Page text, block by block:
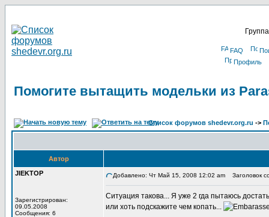
FAQ
Профиль
Помогите вытащить модельки из
Список форумов shedevr.org.ru ->
Автор
JIEKTOP
Зарегистрирован:
09.05.2008
Сообщения: 6
Добавлено: Чт Май 15, 2008 12:02 am Заголовок
Ситуация такова... Я уже 2 гда пытаюсь
или хоть подскажите чем копать...